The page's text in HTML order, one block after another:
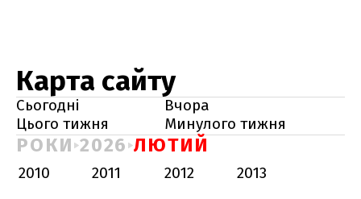
Карта сайту
Сьогодні
Вчора
Цього тижня
Минулого тижня
РОКИ 2026 ЛЮТИЙ
2010 2011 2012
2013